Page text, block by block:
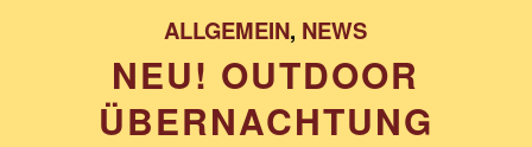
ALLGEMEIN, NEWS
NEU! OUTDOOR
ÜBERNACHTUNG